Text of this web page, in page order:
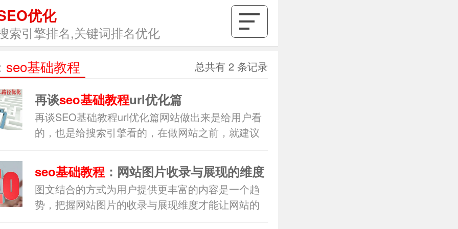
优化
索引擎排名,关键词排名优化
seo基础教程 总共有 2 条记录
再谈seo基础教程url优化篇
再谈SEO基础教程url优化篇网站做出来是给用户看
的，也是给搜索引擎看的，在做网站之前，就建议
seo基础教程 ：网站图片收录与展现的维度
图文结合的方式为用户提供更丰富的内容是一个趋
势，把握网站图片的收录与展现维度才能让网站的